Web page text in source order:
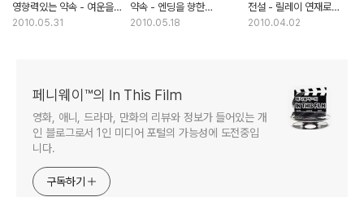
영향력있는 약속 - 여운을
남기는 마지막 에피소드,
2010.05.31
약속 - 엔딩을 향한
과거로의 회귀
2010.05.18
전설 - 릴레이 연재로
이어지는 DJC 그래픽 노블
2010.04.02
페니웨이™의 In This Film
영화, 애니, 드라마, 만화의 리뷰와 정보가 들어있는 개
인 블로그로서 1인 미디어 포털의 가능성에 도전중입
니다.
구독하기